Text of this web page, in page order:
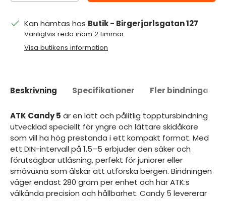
Kan hämtas hos Butik - Birgerjarlsgatan 127
Vanligtvis redo inom 2 timmar
Visa butikens information
Beskrivning Specifikationer Fler bindningar
ATK Candy 5 är en lätt och pålitlig topptursbindning
utvecklad speciellt för yngre och lättare skidåkare
som vill ha hög prestanda i ett kompakt format. Med
ett DIN-intervall på 1,5–5 erbjuder den säker och
förutsägbar utläsning, perfekt för juniorer eller
småvuxna som älskar att utforska bergen. Bindningen
väger endast 280 gram per enhet och har ATK:s
välkända precision och hållbarhet. Candy 5 levererar